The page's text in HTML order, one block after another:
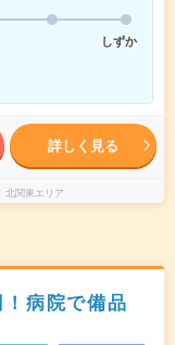
しずか
詳しく見る
関東エリア
病院で備品